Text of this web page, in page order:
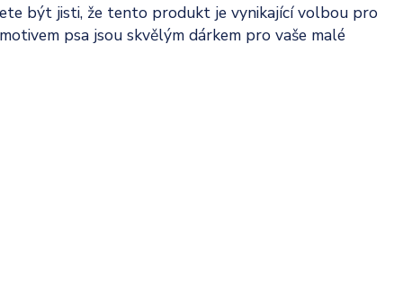
být jisti, že tento produkt je vynikající volbou pro
psa jsou skvělým dárkem pro vaše malé